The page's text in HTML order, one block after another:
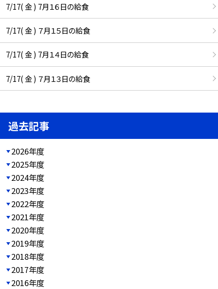
7/17( 金 ) 7月１６日の給食
7/17( 金 ) ７月１５日の給食
7/17( 金 ) 7月１４日の給食
7/17( 金 ) ７月１３日の給食
過去記事
2026年度
2025年度
2024年度
2023年度
2022年度
2021年度
2020年度
2019年度
2018年度
2017年度
2016年度